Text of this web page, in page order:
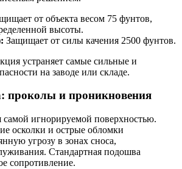
от объекта весом 75 фунтов,
высоты.
Защищает от силы качения 2500 фунтов.
устраняет самые сильные и
на заводе или складе.
проколы и проникновения
самой игнорируемой поверхностью.
осколки и острые обломки
угрозу в зонах сноса,
Стандартная подошва
сопротивление.